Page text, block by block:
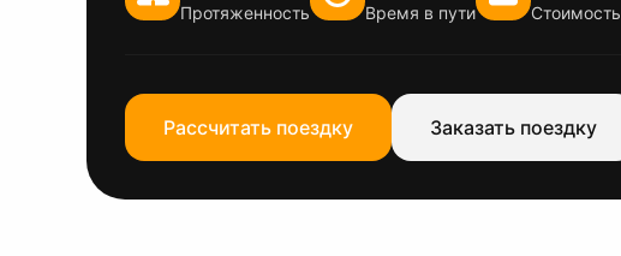
Протяженность Время в пути Стоимость
Рассчитать поездку Заказать поездку